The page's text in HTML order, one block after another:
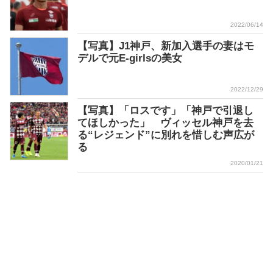
2022/06/14
【写真】J1神戸、新加入選手の妻はモ
デルで元E-girlsの美女
2022/12/29
【写真】「ロスです」「神戸で引退し
てほしかった」 ヴィッセル神戸を去
る“レジェンド”に別れを惜しむ声広が
る
2020/01/21